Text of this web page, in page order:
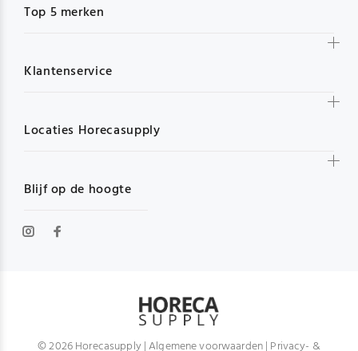
Blijf op de hoogte
Top 5 merken
Klantenservice
Locaties Horecasupply
© 2026 Horecasupply |Algemene voorwaarden| Privacy- &